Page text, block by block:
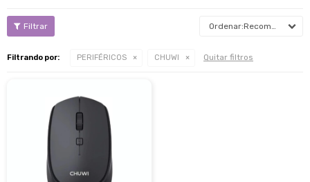
Recomendados
Filtrando por: PERIFÉRICOS CHUWI Quitar filtros